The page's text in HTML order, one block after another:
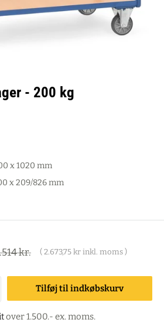
- 200 kg
x 1020 mm
x 209/826 mm
kr. ( 2.673,75 kr inkl. moms )
Tilføj til indkøbskurv
over 1.500.- ex. moms.